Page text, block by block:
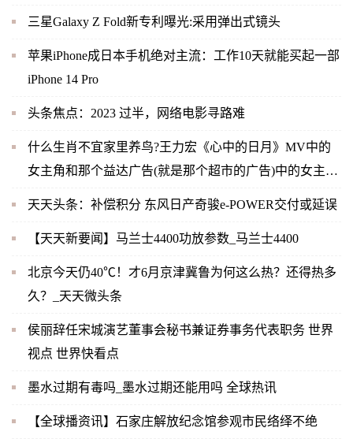
三星Galaxy Z Fold新专利曝光:采用弹出式镜头
苹果iPhone成日本手机绝对主流：工作10天就能买起一部
iPhone 14 Pro
头条焦点：2023 过半，网络电影寻路难
什么生肖不宜家里养鸟?王力宏《心中的日月》MV中的
女主角和那个益达广告(就是那个超市的广告)中的女主角
天天头条：补偿积分 东风日产奇骏e-POWER交付或延误
【天天新要闻】马兰士4400功放参数_马兰士4400
北京今天仍40℃！才6月京津冀鲁为何这么热？还得热多
久？_天天微头条
侯丽辞任宋城演艺董事会秘书兼证券事务代表职务 世界
视点 世界快看点
墨水过期有毒吗_墨水过期还能用吗 全球热讯
【全球播资讯】石家庄解放纪念馆参观市民络绎不绝